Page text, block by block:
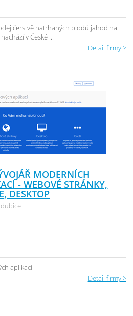
čerstvě natrhaných plodů jahod na
v České ...
Detail firmy >
MODERNÍCH
- WEBOVÉ STRÁNKY,
DESKTOP
aplikací
Detail firmy >